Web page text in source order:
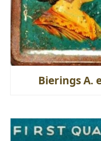
Bierings A.